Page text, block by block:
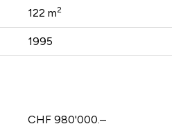
122 m2
1995
CHF 980'000.–